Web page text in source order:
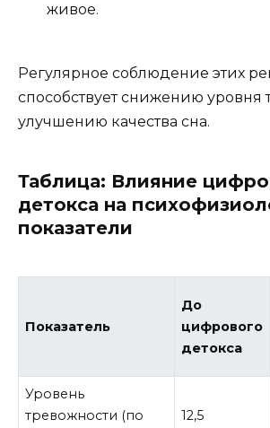
живое.
Регулярное соблюдение этих
способствует снижению уровня
улучшению качества сна.
Таблица: Влияние
детокса на
показатели
Показатель
До
цифрового
детокса
Уровень
тревожности (по
12,5